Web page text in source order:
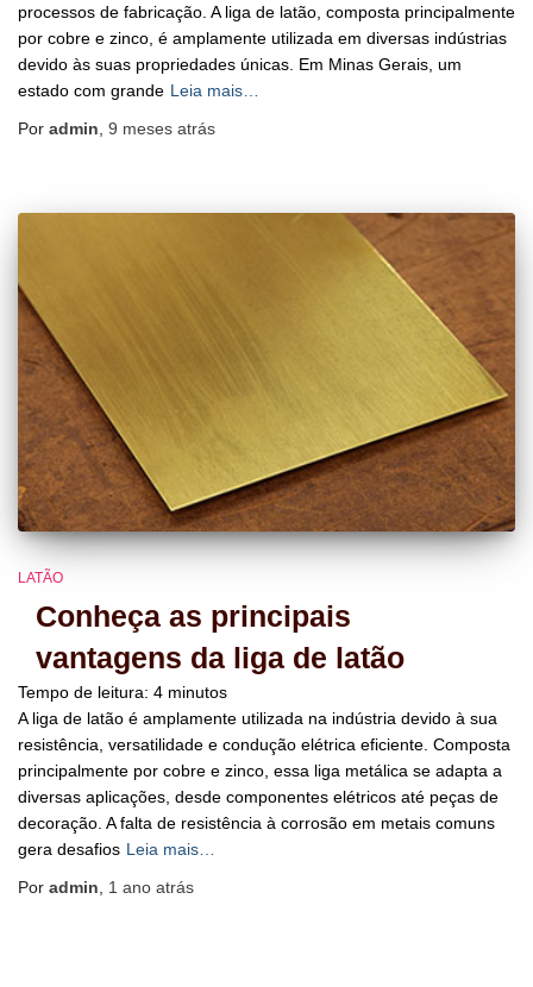
processos de fabricação. A liga de latão, composta principalmente
por cobre e zinco, é amplamente utilizada em diversas indústrias
devido às suas propriedades únicas. Em Minas Gerais, um
estado com grande Leia mais…
Por admin 9 meses atrás
LATÃO
Conheça as principais
vantagens da liga de latão
Tempo de leitura: 4 minutos
A liga de latão é amplamente utilizada na indústria devido à sua
resistência, versatilidade e condução elétrica eficiente. Composta
principalmente por cobre e zinco, essa liga metálica se adapta a
diversas aplicações, desde componentes elétricos até peças de
decoração. A falta de resistência à corrosão em metais comuns
gera desafios Leia mais…
Por admin, 1 ano atrás